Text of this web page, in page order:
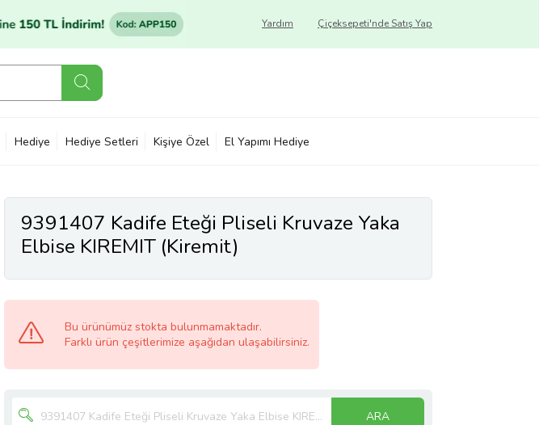
Çiçeksepeti'nde Satış Yap
Yardım
Hediye Hediye Setleri Kişiye Özel El Yapımı Hediye
9391407 Kadife Eteği Pliseli Kruvaze Yaka
Elbise KIREMIT (Kiremit)
Bu ürünümüz stokta bulunmamaktadır.
Farklı ürün çeşitlerimize aşağıdan ulaşabilirsiniz.
ARA